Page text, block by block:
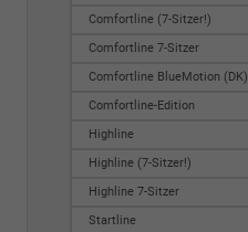
Comfortline (7-Sitzer!)
Comfortline 7-Sitzer
Comfortline BlueMotion (DK)
Comfortline-Edition
Highline
Highline (7-Sitzer!)
Highline 7-Sitzer
Startline